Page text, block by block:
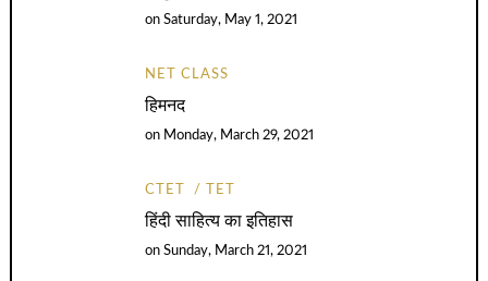
onSaturday, May 1, 2021
NET CLASS
हिमनद
on Monday, March 29, 2021
CTET TET
हिंदी साहित्य का इतिहास
onSunday, March 21, 2021